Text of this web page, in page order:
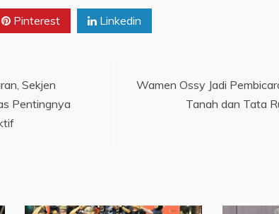
Pinterest Linkedin
Sekjen
Pentingnya
Wamen Ossy Jadi
Tanah dan Tata